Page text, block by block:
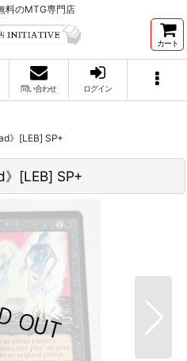
料のMTG専門店
カート
問い合わせ ログイン
》[LEB] SP+
》[LEB] SP+